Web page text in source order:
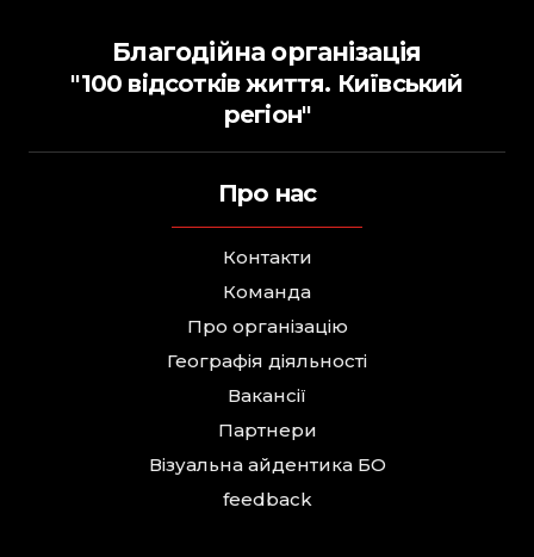
Благодійна організація
"100 відсотків життя. Київський
регіон"
Про нас
Контакти
Команда
Про організацію
Географія діяльності
Вакансії
Партнери
Візуальна айдентика БО
feedback